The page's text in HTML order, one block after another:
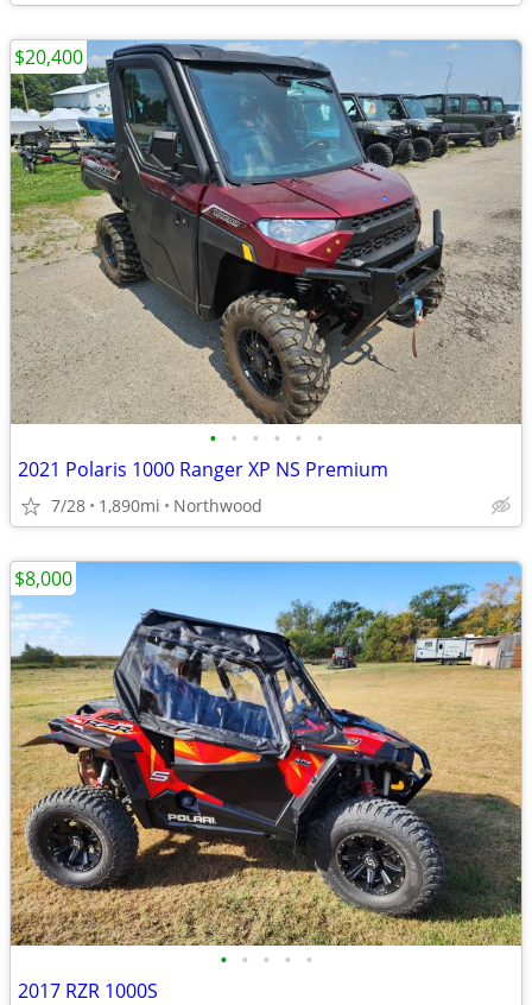
• • • • • •
2021 Polaris 1000 Ranger XP NS Premium
7/28 1,890mi Northwood
$20,400
• • • • •
2017 RZR 1000S
$8,000